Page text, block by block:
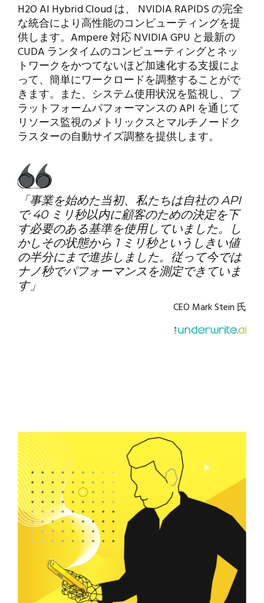
H2O AI Hybrid Cloud は、 NVIDIA RAPIDS の完全
な統合により高性能のコンピューティングを提
供します。Ampere 対応 NVIDIA GPU と最新の
CUDA ランタイムのコンピューティングとネッ
トワークをかつてないほど加速化する支援によ
って、簡単にワークロードを調整することがで
きます。また、システム使用状況を監視し、プ
ラットフォームパフォーマンスの API を通じて
リソース監視のメトリックスとマルチノードク
ラスターの自動サイズ調整を提供します。
「事業を始めた当初、私たちは自社の API
で 40 ミリ秒以内に顧客のための決定を下
す必要のある基準を使用していました。し
かしその状態から 1 ミリ秒というしきい値
の半分にまで進歩しました。従って今では
ナノ秒でパフォーマンスを測定できていま
す」
CEO Mark Stein 氏